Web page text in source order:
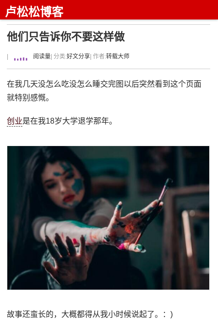
卢松松博客
他们只告诉你不要这样做
阅读量 | 分类:好文分享 | 作者:转载大师
在我几天没怎么吃没怎么睡交完图以后突然看到这个页面
就特别感慨。
创业是在我18岁大学退学那年。
故事还蛮长的，大概都得从我小时候说起了。：)